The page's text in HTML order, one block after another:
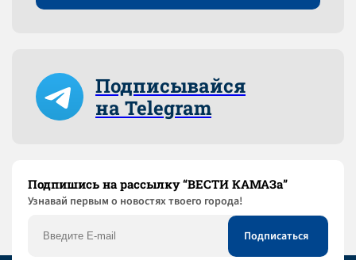
Подписывайся
на Telegram
Подпишись на рассылку “ВЕСТИ КАМАЗа”
Узнaвай первым о новостях твоего города!